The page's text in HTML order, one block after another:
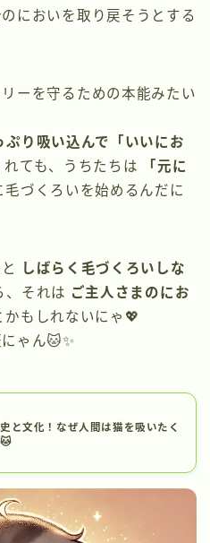
においを取り戻そうとする
ーを守るための本能みたい
ぷり吸い込んで「いいにお
れても、うちたちは
「元に
毛づくろいを始めるんだに
しばらく毛づくろいしな
、それは ご主人さまのにお
かもしれないにゃ💖
ゃん🐱✨
と文化！なぜ人間は猫を吸いたく